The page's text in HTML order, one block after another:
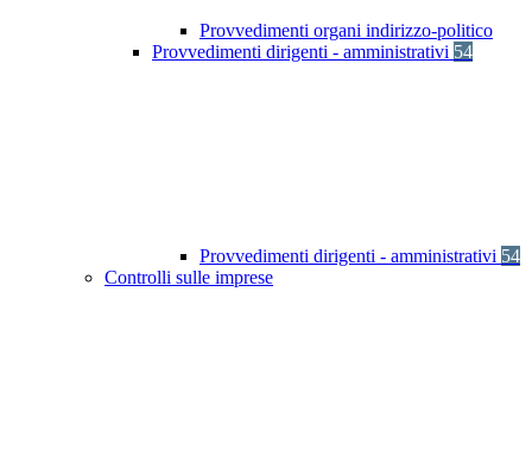
Provvedimenti organi indirizzo-politico
Provvedimenti dirigenti - amministrativi 54
Provvedimenti dirigenti - amministrativi 54
Controlli sulle imprese